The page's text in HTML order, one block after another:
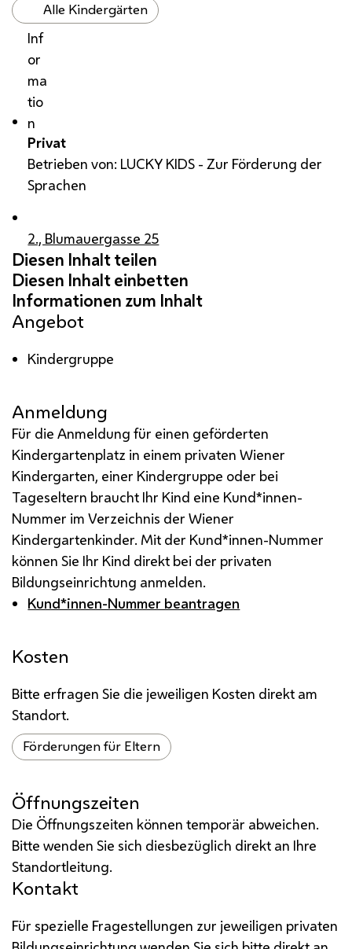
Alle Kindergärten
Inf
or
ma
tio
n
Privat
Betrieben von: LUCKY KIDS - Zur Förderung der
Sprachen
2., Blumauergasse 25
Angebot
Kindergruppe
Anmeldung
Für die Anmeldung für einen geförderten
Kindergartenplatz in einem privaten Wiener
Kindergarten, einer Kindergruppe oder bei
Tageseltern braucht Ihr Kind eine Kund*innen-
Nummer im Verzeichnis der Wiener
Kindergartenkinder. Mit der Kund*innen-Nummer
können Sie Ihr Kind direkt bei der privaten
Bildungseinrichtung anmelden.
Kund*innen-Nummer beantragen
Kosten
Bitte erfragen Sie die jeweiligen Kosten direkt am
Standort.
Förderungen für Eltern
Öffnungszeiten
Die Öffnungszeiten können temporär abweichen.
Bitte wenden Sie sich diesbezüglich direkt an Ihre
Standortleitung.
Kontakt
Für spezielle Fragestellungen zur jeweiligen privaten